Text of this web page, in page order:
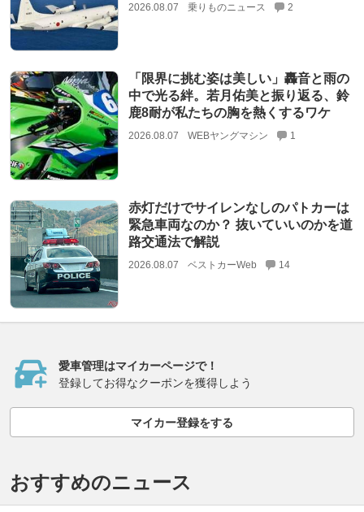
2026.08.07 乗りものニュース 2
「限界に挑む姿は美しい」轟音と雨の
中で光る絆。若月佑美と振り返る、鈴
鹿8耐が私たちの胸を熱くするワケ
2026.08.07 WEBヤングマシン 1
赤灯だけでサイレンなしのパトカーは
緊急車両なのか？ 抜いていいのかを道
路交通法で解説
2026.08.07 ベストカーWeb 14
愛車管理はマイカーページで！
登録してお得なクーポンを獲得しよう
マイカー登録をする
おすすめのニュース